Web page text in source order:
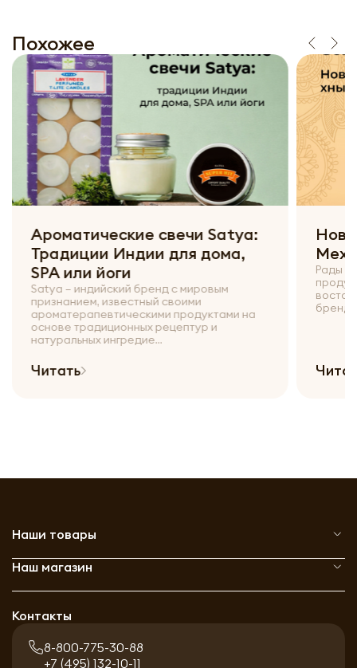
Похожее
Ароматические свечи Satya:
Традиции Индии для дома,
SPA или йоги
Satya – индийский бренд с мировым
признанием, известный своими
ароматерапевтическими продуктами на
основе традиционных рецептур и
натуральных ингредие...
Читать
Рады
Наши товары
Наш магазин
Контакты
8-800-775-30-88
+7 (495) 132-10-11